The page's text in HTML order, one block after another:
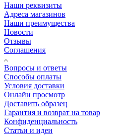
Наши реквизиты
Адреса магазинов
Наши преимущества
Новости
Отзывы
Соглашения
Вопросы и ответы
Способы оплаты
Условия доставки
Онлайн просмотр
Доставить образец
Гарантия и возврат на товар
Конфиденциальность
Статьи и идеи